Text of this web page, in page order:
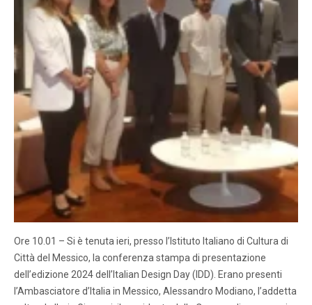
Ore 10.01 – Si è tenuta ieri, presso l’Istituto Italiano di Cultura di
Città del Messico, la conferenza stampa di presentazione
dell’edizione 2024 dell’Italian Design Day (IDD). Erano presenti
l’Ambasciatore d’Italia in Messico, Alessandro Modiano, l’addetta